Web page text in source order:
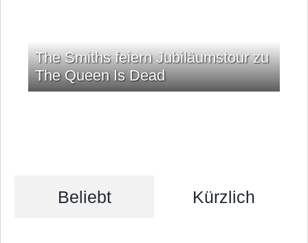
The Smiths feiern Jubiläumstour zu
The Queen Is Dead
Beliebt Kürzlich